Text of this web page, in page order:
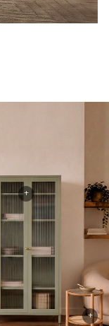
+
+